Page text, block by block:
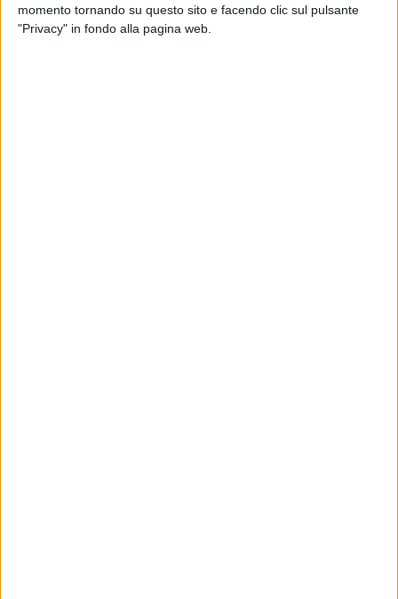
momento tornando su questo sito e facendo clic sul pulsante
"Privacy" in fondo alla pagina web.
All'inaugurazione della sede del Movimento Nazionale per la